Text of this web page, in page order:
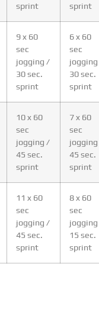
sprint
sprint
9 x 60
sec
jogging /
30 sec.
sprint
6 x 60
sec
30 sec.
sprint
10 x 60
sec
jogging /
45 sec.
sprint
7 x 60
sec
45 sec.
sprint
11 x 60
sec
jogging /
45 sec.
sprint
8 x 60
sec
15 sec.
sprint